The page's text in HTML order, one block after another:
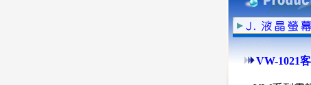
VW-1021